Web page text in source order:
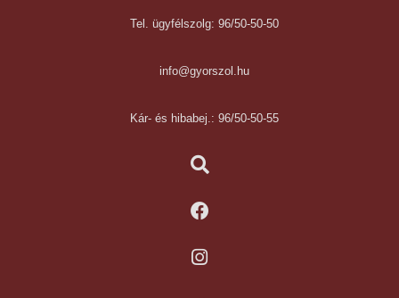
Tel. ügyfélszolg: 96/50-50-50
info@gyorszol.hu
Kár- és hibabej.: 96/50-50-55